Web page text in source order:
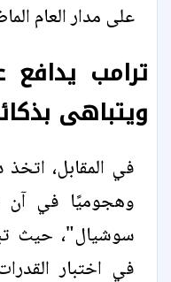
على مدار العام
ترامب يدافع
ويتباهى
في المقابل، اتخذ
وهجوميًا في
سوشيال"، حيث
في اختبار